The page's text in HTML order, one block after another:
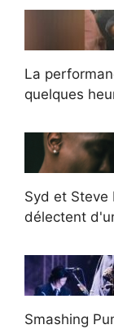
La
quelques
Syd et Steve
délectent
Smashing